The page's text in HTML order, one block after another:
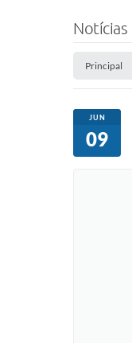
Notícias
Principal
JUN
09